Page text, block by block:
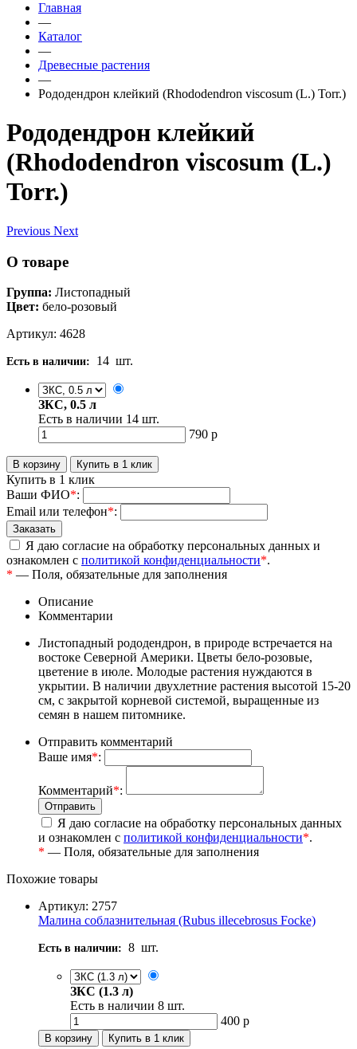
Главная
—
Каталог
—
Древесные растения
—
Рододендрон клейкий (Rhododendron viscosum (L.) Torr.)
Рододендрон клейкий
(Rhododendron viscosum (L.)
Torr.)
Previous Next
О товаре
Группа: Листопадный
Цвет: бело-розовый
Артикул: 4628
Есть в наличии: 14 шт.
ЗКС, 0.5 л
Есть в наличии 14 шт.
790 р
Купить в 1 клик
Ваши ФИО*:
Email или телефон*:
Я даю согласие на обработку персональных данных и
ознакомлен с политикой конфиденциальности*.
* — Поля, обязательные для заполнения
Описание
Комментарии
Листопадный рододендрон, в природе встречается на
востоке Северной Америки. Цветы бело-розовые,
цветение в июле. Молодые растения нуждаются в
укрытии. В наличии двухлетние растения высотой 15-20
см, с закрытой корневой системой, выращенные из
семян в нашем питомнике.
Отправить комментарий
Ваше имя*:
Комментарий*:
Я даю согласие на обработку персональных данных
и ознакомлен с политикой конфиденциальности*.
* — Поля, обязательные для заполнения
Похожие товары
Артикул: 2757
Малина соблазнительная (Rubus illecebrosus Focke)
Есть в наличии: 8 шт.
ЗКС (1.3 л)
Есть в наличии 8 шт.
400 р